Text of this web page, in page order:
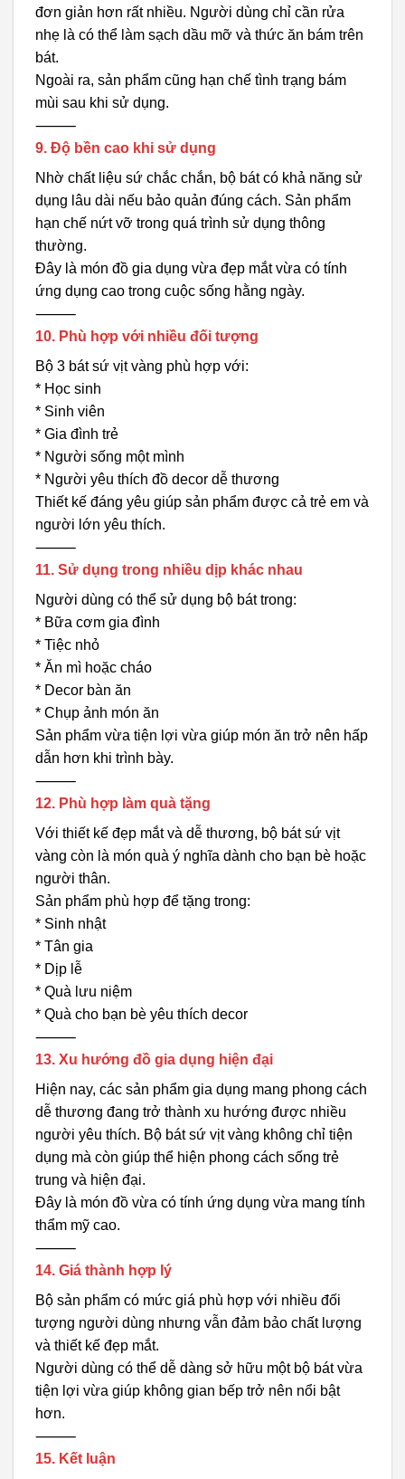
đơn giản hơn rất nhiều. Người dùng chỉ cần rửa
nhẹ là có thể làm sạch dầu mỡ và thức ăn bám trên
bát.
Ngoài ra, sản phẩm cũng hạn chế tình trạng bám
mùi sau khi sử dụng.
⸻
9. Độ bền cao khi sử dụng
Nhờ chất liệu sứ chắc chắn, bộ bát có khả năng sử
dụng lâu dài nếu bảo quản đúng cách. Sản phẩm
hạn chế nứt vỡ trong quá trình sử dụng thông
thường.
Đây là món đồ gia dụng vừa đẹp mắt vừa có tính
ứng dụng cao trong cuộc sống hằng ngày.
⸻
10. Phù hợp với nhiều đối tượng
Bộ 3 bát sứ vịt vàng phù hợp với:
* Học sinh
* Sinh viên
* Gia đình trẻ
* Người sống một mình
* Người yêu thích đồ decor dễ thương
Thiết kế đáng yêu giúp sản phẩm được cả trẻ em và
người lớn yêu thích.
⸻
11. Sử dụng trong nhiều dịp khác nhau
Người dùng có thể sử dụng bộ bát trong:
* Bữa cơm gia đình
* Tiệc nhỏ
* Ăn mì hoặc cháo
* Decor bàn ăn
* Chụp ảnh món ăn
Sản phẩm vừa tiện lợi vừa giúp món ăn trở nên hấp
dẫn hơn khi trình bày.
⸻
12. Phù hợp làm quà tặng
Với thiết kế đẹp mắt và dễ thương, bộ bát sứ vịt
vàng còn là món quà ý nghĩa dành cho bạn bè hoặc
người thân.
Sản phẩm phù hợp để tặng trong:
* Sinh nhật
* Tân gia
* Dịp lễ
* Quà lưu niệm
* Quà cho bạn bè yêu thích decor
⸻
13. Xu hướng đồ gia dụng hiện đại
Hiện nay, các sản phẩm gia dụng mang phong cách
dễ thương đang trở thành xu hướng được nhiều
người yêu thích. Bộ bát sứ vịt vàng không chỉ tiện
dụng mà còn giúp thể hiện phong cách sống trẻ
trung và hiện đại.
Đây là món đồ vừa có tính ứng dụng vừa mang tính
thẩm mỹ cao.
⸻
14. Giá thành hợp lý
Bộ sản phẩm có mức giá phù hợp với nhiều đối
tượng người dùng nhưng vẫn đảm bảo chất lượng
và thiết kế đẹp mắt.
Người dùng có thể dễ dàng sở hữu một bộ bát vừa
tiện lợi vừa giúp không gian bếp trở nên nổi bật
hơn.
⸻
15. Kết luận